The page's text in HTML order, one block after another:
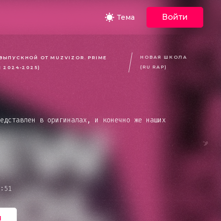
Тема Войти
ОТ MUZVIZOR. PRIME
2024-2025)
НОВАЯ ШКОЛА
(RU RAP)
в оригиналах, и конечно же наших
или иные